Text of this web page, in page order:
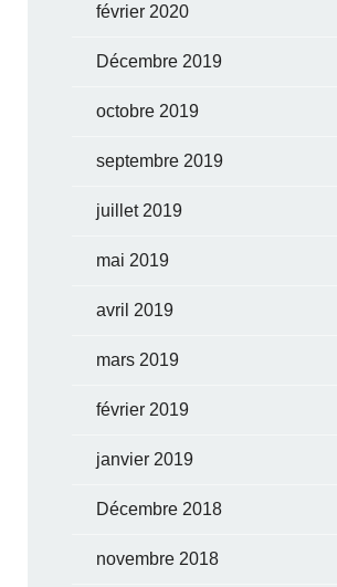
février 2020
Décembre 2019
octobre 2019
septembre 2019
juillet 2019
mai 2019
avril 2019
mars 2019
février 2019
janvier 2019
Décembre 2018
novembre 2018